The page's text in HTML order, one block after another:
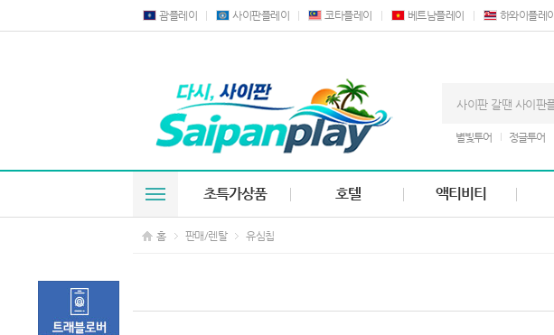
괌플레이 사이판플레이 코타플레이 베트남플레이 하와이플레이
별빛투어 정글투어
초특가상품 호텔 액티비티
홈 판매/렌탈 유심칩